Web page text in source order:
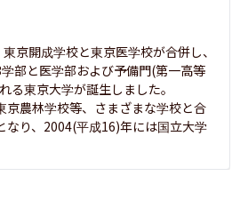
京開成学校と東京医学校が合併し、
部と医学部および予備門(第一高等
る東京大学が誕生しました。
京農林学校等、さまざまな学校と合
なり、2004(平成16)年には国立大学